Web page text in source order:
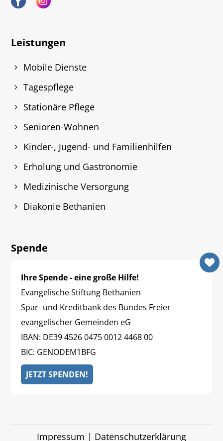
Leistungen
Mobile Dienste
Tagespflege
Stationäre Pflege
Senioren-Wohnen
Kinder-, Jugend- und Familienhilfen
Erholung und Gastronomie
Medizinische Versorgung
Diakonie Bethanien
Spende
Ihre Spende - eine große Hilfe!
Evangelische Stiftung Bethanien
Spar- und Kreditbank des Bundes Freier
evangelischer Gemeinden eG
IBAN: DE39 4526 0475 0012 4468 00
BIC: GENODEM1BFG
JETZT SPENDEN!
Impressum | Datenschutzerklärung